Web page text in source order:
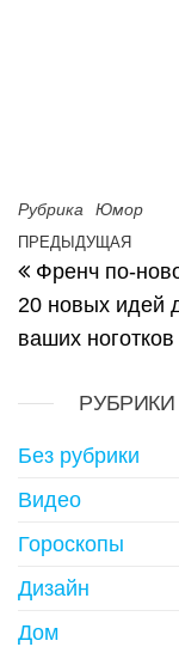
Рубрика Юмор
Предыдущая
ПРЕДЫДУЩАЯ
Френч по-
20 новых идей
ваших ноготков
РУБРИКИ
Без рубрики
Видео
Гороскопы
Дизайн
Дом